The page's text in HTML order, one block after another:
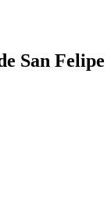
San Felipe